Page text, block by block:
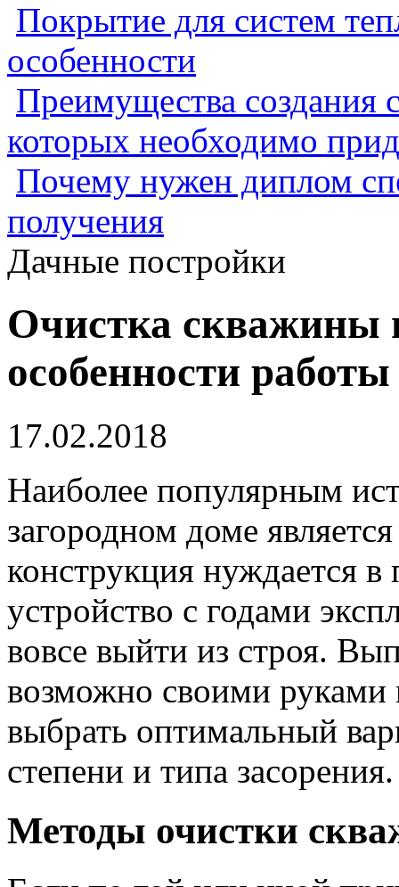
Покрытие для систем
особенности
Преимущества создания
которых необходимо
Почему нужен диплом
получения
Дачные постройки
Очистка скважины
особенности работы
17.02.2018
Наиболее популярным
загородном доме
конструкция нуждается в
устройство с годами
вовсе выйти из строя.
возможно своими руками
выбрать оптимальный
степени и типа засорения.
Методы очистки